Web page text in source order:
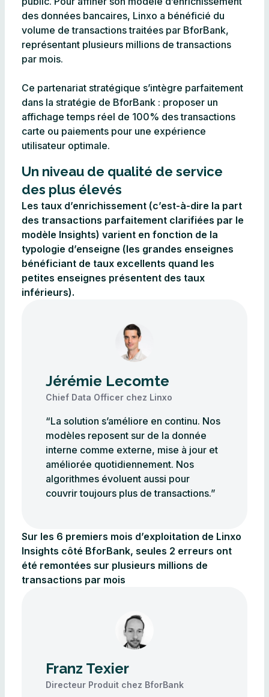
des données bancaires, Linxo a bénéficié du
volume de transactions traitées par BforBank,
représentant plusieurs millions de transactions
par mois.
Ce partenariat stratégique s’intègre parfaitement
dans la stratégie de BforBank : proposer un
affichage temps réel de 100% des transactions
carte ou paiements pour une expérience
utilisateur optimale.
Un niveau de qualité de service
des plus élevés
Les taux d’enrichissement (c’est-à-dire la part
des transactions parfaitement clarifiées par le
modèle Insights) varient en fonction de la
typologie d’enseigne (les grandes enseignes
bénéficiant de taux excellents quand les
petites enseignes présentent des taux
inférieurs).
Jérémie Lecomte
Chief Data Officer chez Linxo
“La solution s’améliore en continu. Nos
modèles reposent sur de la donnée
interne comme externe, mise à jour et
améliorée quotidiennement. Nos
algorithmes évoluent aussi pour
couvrir toujours plus de transactions.”
Sur les 6 premiers mois d’exploitation de Linxo
Insights côté BforBank, seules 2 erreurs ont
été remontées sur plusieurs millions de
transactions par mois
Franz Texier
Directeur Produit chez BforBank